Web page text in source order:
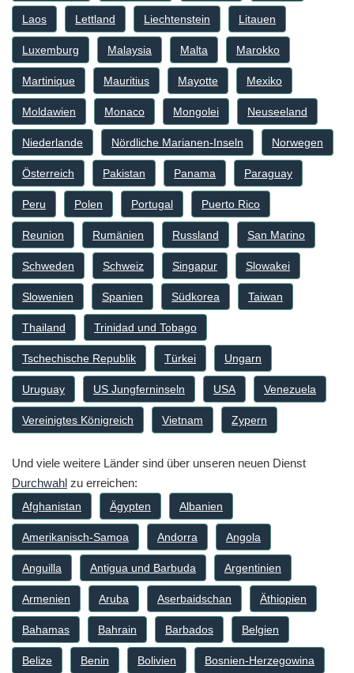
Laos Lettland Liechtenstein Litauen
Luxemburg Malaysia Malta Marokko
Martinique Mauritius Mayotte Mexiko
Moldawien Monaco Mongolei Neuseeland
Niederlande Nördliche Marianen-Inseln Norwegen
Österreich Pakistan Panama Paraguay
Peru Polen Portugal Puerto Rico
Reunion Rumänien Russland San Marino
Schweden Schweiz Singapur Slowakei
Slowenien Spanien Südkorea Taiwan
Thailand Trinidad und Tobago
Tschechische Republik Türkei Ungarn
Uruguay US Jungferninseln USA Venezuela
Vereinigtes Königreich Vietnam Zypern
Und viele weitere Länder sind über unseren neuen Dienst
Durchwahl zu erreichen:
Afghanistan Ägypten Albanien
Amerikanisch-Samoa Andorra Angola
Anguilla Antigua und Barbuda Argentinien
Armenien Aruba Aserbaidschan Äthiopien
Bahamas Bahrain Barbados Belgien
Belize Benin Bolivien Bosnien-Herzegowina